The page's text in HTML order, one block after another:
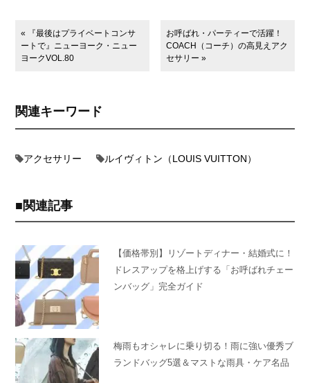
« 『最後はプライベートコンサ
ートで』ニューヨーク・ニュー
ヨークVOL.80
お呼ばれ・パーティーで活躍！
COACH（コーチ）の高見えアク
セサリー »
関連キーワード
アクセサリー ルイヴィトン（LOUIS VUITTON）
関連記事
【価格帯別】リゾートディナー・結婚式に！
ドレスアップを格上げする「お呼ばれチェー
ンバッグ」完全ガイド
梅雨もオシャレに乗り切る！雨に強い優秀ブ
ランドバッグ5選＆マストな雨具・ケア名品